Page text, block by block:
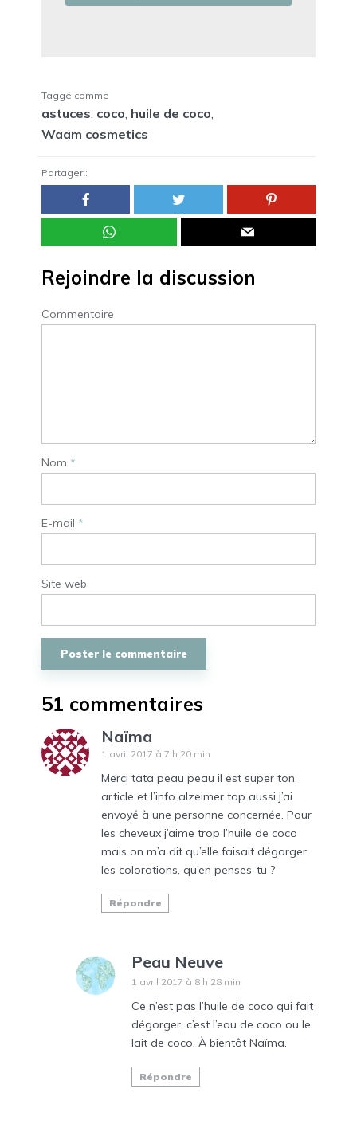
Taggé comme
astuces coco huile de coco
Waam cosmetics
Partager :
Rejoindre la discussion
Commentaire
Nom *
E-mail *
Site web
51 commentaires
Naïma
1 avril 2017 à 7 h 20 min
Merci tata peau peau il est super ton
article et l’info alzeimer top aussi j’ai
envoyé à une personne concernée. Pour
les cheveux j’aime trop l’huile de coco
mais on m’a dit qu’elle faisait dégorger
les colorations, qu’en penses-tu ?
Répondre
Peau Neuve
1 avril 2017 à 8 h 28 min
Ce n’est pas l’huile de coco qui fait
dégorger, c’est l’eau de coco ou le
lait de coco. À bientôt Naïma.
Répondre